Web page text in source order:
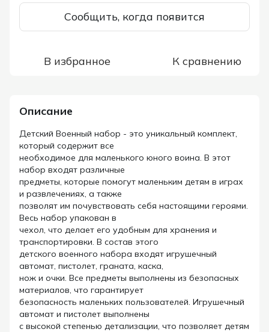
Сообщить, когда появится
В избранное К сравнению
Описание
Детский Военный набор - это уникальный комплект,
который содержит все
необходимое для маленького юного воина. В этот
набор входят различные
предметы, которые помогут маленьким детям в играх
и развлечениях, а также
позволят им почувствовать себя настоящими героями.
Весь набор упакован в
чехол, что делает его удобным для хранения и
транспортировки. В состав этого
детского военного набора входят игрушечный
автомат, пистолет, граната, каска,
нож и очки. Все предметы выполнены из безопасных
материалов, что гарантирует
безопасность маленьких пользователей. Игрушечный
автомат и пистолет выполнены
с высокой степенью детализации, что позволяет детям